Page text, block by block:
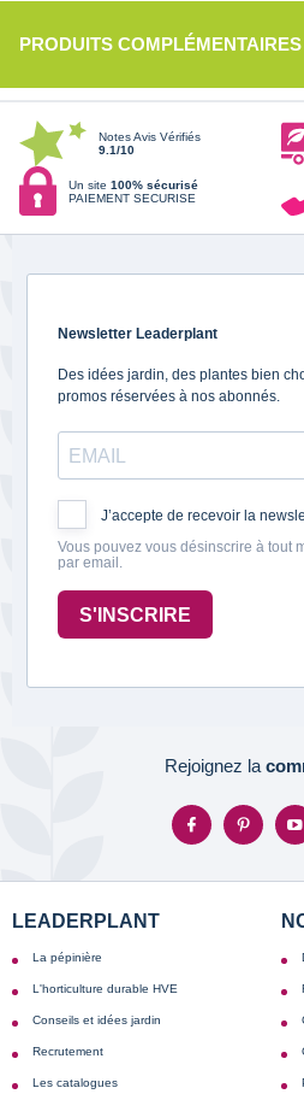
PRODUITS COMPLÉMENTAIRES
Notes Avis Vérifiés
9.1/10
Un site 100% sécurisé
PAIEMENT SECURISE
Newsletter Leaderplant
Des idées jardin, des plantes bien
promos réservées à nos abonnés.
J’accepte de recevoir la
Vous pouvez vous désinscrire à tout
par email.
S'INSCRIRE
Rejoignez la
LEADERPLANT
La pépinière
L'horticulture durable HVE
Conseils et idées jardin
Recrutement
Les catalogues